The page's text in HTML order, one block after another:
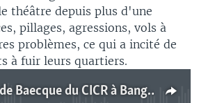
théâtre depuis plus d'une
pillages, agressions, vols à
problèmes, ce qui a incité de
à fuir leurs quartiers.
Ecoutez Arnaud de Baecque du CICR à Bangui